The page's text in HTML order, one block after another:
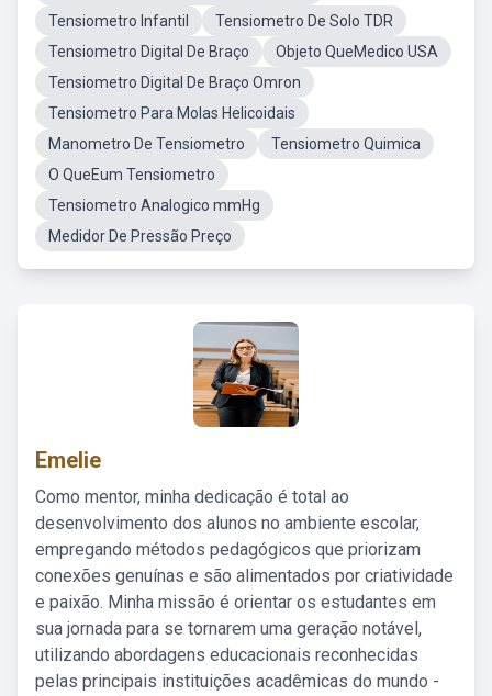
Tensiometro Infantil
Tensiometro De Solo TDR
Tensiometro Digital De Braço
Objeto QueMedico USA
Tensiometro Digital De Braço Omron
Tensiometro Para Molas Helicoidais
Manometro De Tensiometro
Tensiometro Quimica
O QueEum Tensiometro
Tensiometro Analogico mmHg
Medidor De Pressão Preço
Emelie
Como mentor, minha dedicação é total ao
desenvolvimento dos alunos no ambiente escolar,
empregando métodos pedagógicos que priorizam
conexões genuínas e são alimentados por criatividade
e paixão. Minha missão é orientar os estudantes em
sua jornada para se tornarem uma geração notável,
utilizando abordagens educacionais reconhecidas
pelas principais instituições acadêmicas do mundo -